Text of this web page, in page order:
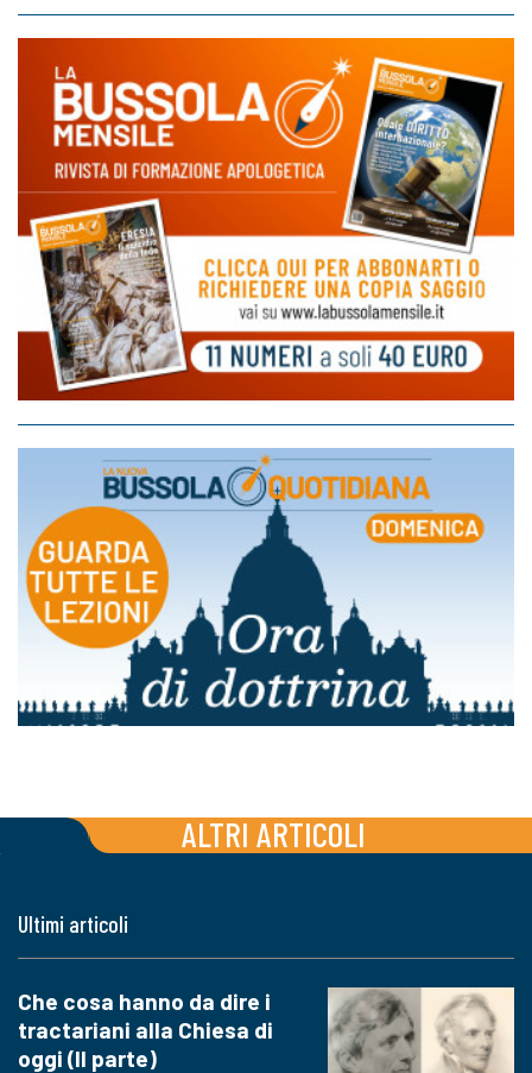
ALTRI ARTICOLI
Ultimi articoli
Che cosa hanno da dire i
tractariani alla Chiesa di
oggi (II parte)